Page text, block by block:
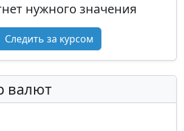
нужного значения
Следить за курсом
валют